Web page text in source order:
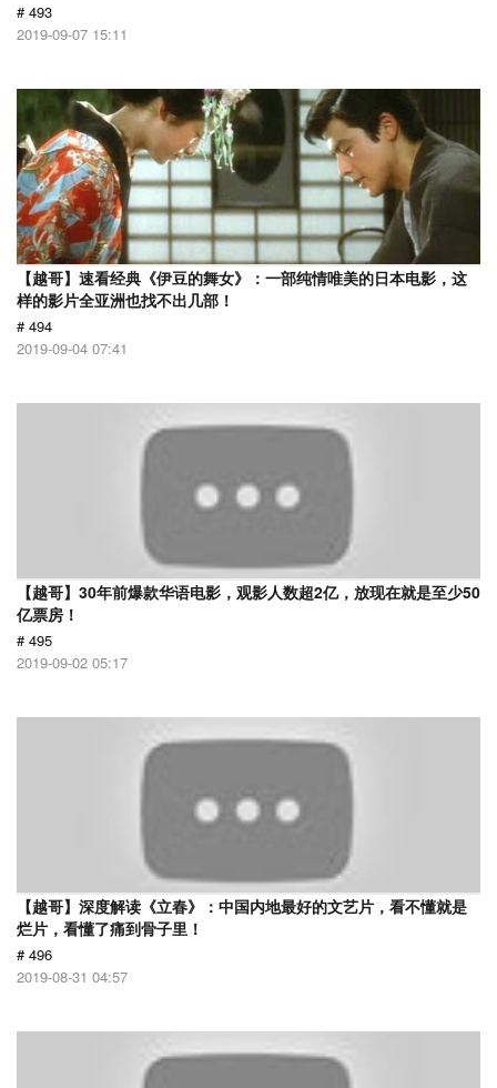
# 493
2019-09-07 15:11
【越哥】速看经典《伊豆的舞女》：一部纯情唯美的日本电影，这
样的影片全亚洲也找不出几部！
# 494
2019-09-04 07:41
【越哥】30年前爆款华语电影，观影人数超2亿，放现在就是至少50
亿票房！
# 495
2019-09-02 05:17
【越哥】深度解读《立春》：中国内地最好的文艺片，看不懂就是
烂片，看懂了痛到骨子里！
# 496
2019-08-31 04:57